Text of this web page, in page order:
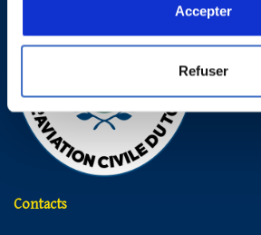
Accepter
Refuser
Contacts